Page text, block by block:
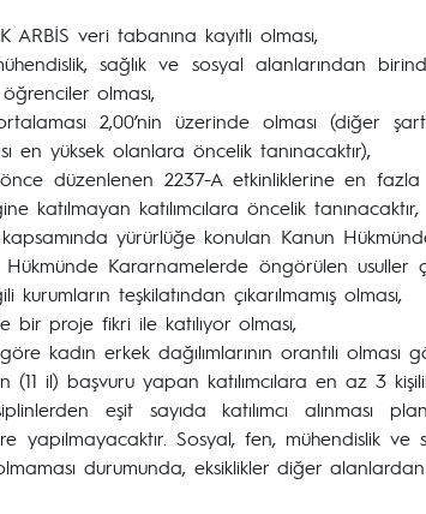
ARBİS veri tabanına kayıtlı olması,
sağlık ve sosyal alanlarından
olması,
2,00’nin üzerinde olması (diğer
en yüksek olanlara öncelik tanınacaktır),
önce düzenlenen 2237-A etkinliklerine en
katılmayan katılımcılara öncelik tanınacaktır,
kapsamında yürürlüğe konulan Kanun
Kararnamelerde öngörülen usuller
teşkilatından çıkarılmamış olması,
bir proje fikri ile katılıyor olması,
kadın erkek dağılımlarının orantılı olması
(11 il) başvuru yapan katılımcılara en az 3
eşit sayıda katılımcı alınması
yapılmayacaktır. Sosyal, fen, mühendislik ve
durumunda, eksiklikler diğer alanlardan